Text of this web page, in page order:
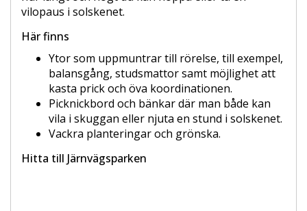
vilopaus i solskenet.
Här finns
Ytor som uppmuntrar till rörelse, till exempel,
balansgång, studsmattor samt möjlighet att
kasta prick och öva koordinationen.
Picknickbord och bänkar där man både kan
vila i skuggan eller njuta en stund i solskenet.
Vackra planteringar och grönska.
Hitta till Järnvägsparken